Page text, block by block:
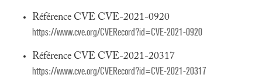
Référence CVE CVE-2021-0920
https://www.cve.org/CVERecord?id=CVE-2021-0920
Référence CVE CVE-2021-20317
https://www.cve.org/CVERecord?id=CVE-2021-20317